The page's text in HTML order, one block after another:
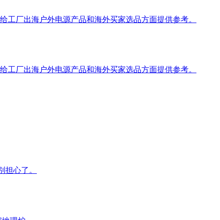
工厂出海户外电源产品和海外买家选品方面提供参考。
工厂出海户外电源产品和海外买家选品方面提供参考。
心了。